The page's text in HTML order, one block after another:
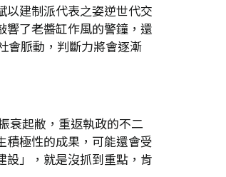
以建制派代表之姿逆世代交
響了老醬缸作風的警鐘，還
會脈動，判斷力將會逐漸
衰起敝，重返執政的不二
積極性的成果，可能還會受
設」，就是沒抓到重點，肯